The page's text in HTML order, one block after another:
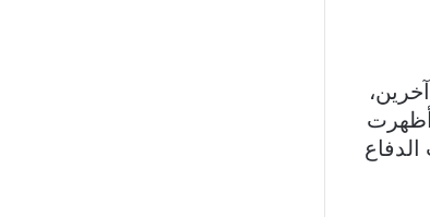
وأسفرت الهجمات الإيرانية عن مقتل شخصين على الأقل وإصابة أكثر من 20 آخرين،